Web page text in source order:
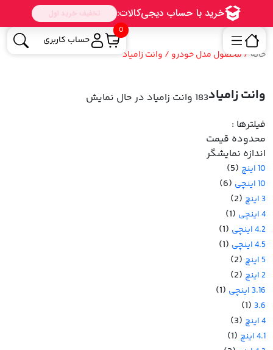
0
حساب کاربری
خانه / محصول مدل خودرو / وانت زامیاد
وانت زامیاد183 وانت زامیاد
در حال نمایش
فیلترها :
محدوده قیمت
اندازه نمایشگر
10 اینچ (5)
10 اینچی (6)
3 اینچ (2)
4 اینچی (1)
4.2 اینچی (1)
4.5 اینچی (1)
5 اینچ (2)
2 اینچ (2)
3.16 اینچی (1)
3.6
(1)
4 اینچ (3)
4.1 اینچ (1)